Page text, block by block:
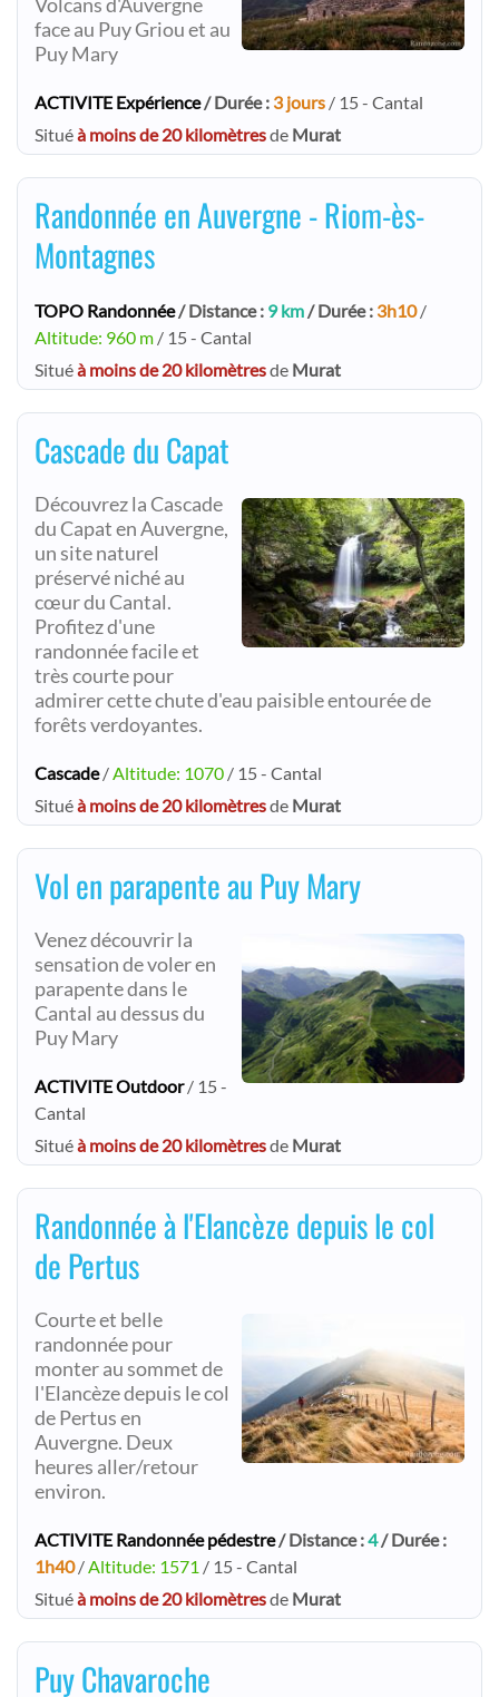
Volcans d'Auvergne
face au Puy Griou et au
Puy Mary
ACTIVITE Expérience/ Durée : 3 jours / 15 - Cantal
Situéà moins de 20 kilomètresde Murat
Randonnée en Auvergne - Riom-ès-
Montagnes
TOPO Randonnée/ Distance : 9 km/ Durée : 3h10/
Altitude: 960 m / 15 - Cantal
Situéà moins de 20 kilomètresde Murat
Cascade du Capat
Découvrez la Cascade
du Capat en Auvergne,
un site naturel
préservé niché au
cœur du Cantal.
Profitez d'une
randonnée facile et
très courte pour
admirer cette chute d'eau paisible entourée de
forêts verdoyantes.
Cascade/Altitude: 1070 / 15 - Cantal
Situéà moins de 20 kilomètresde Murat
Vol en parapente au Puy Mary
Venez découvrir la
sensation de voler en
parapente dans le
Cantal au dessus du
Puy Mary
ACTIVITE Outdoor/ 15 -
Cantal
Situéà moins de 20 kilomètresde Murat
Randonnée à l'Elancèze depuis le col
de Pertus
Courte et belle
randonnée pour
monter au sommet de
l'Elancèze depuis le col
de Pertus en
Auvergne. Deux
heures aller/retour
environ.
ACTIVITE Randonnée pédestre/ Distance :4/ Durée :
1h40/Altitude: 1571 / 15 - Cantal
Situéà moins de 20 kilomètresde Murat
Puy Chavaroche